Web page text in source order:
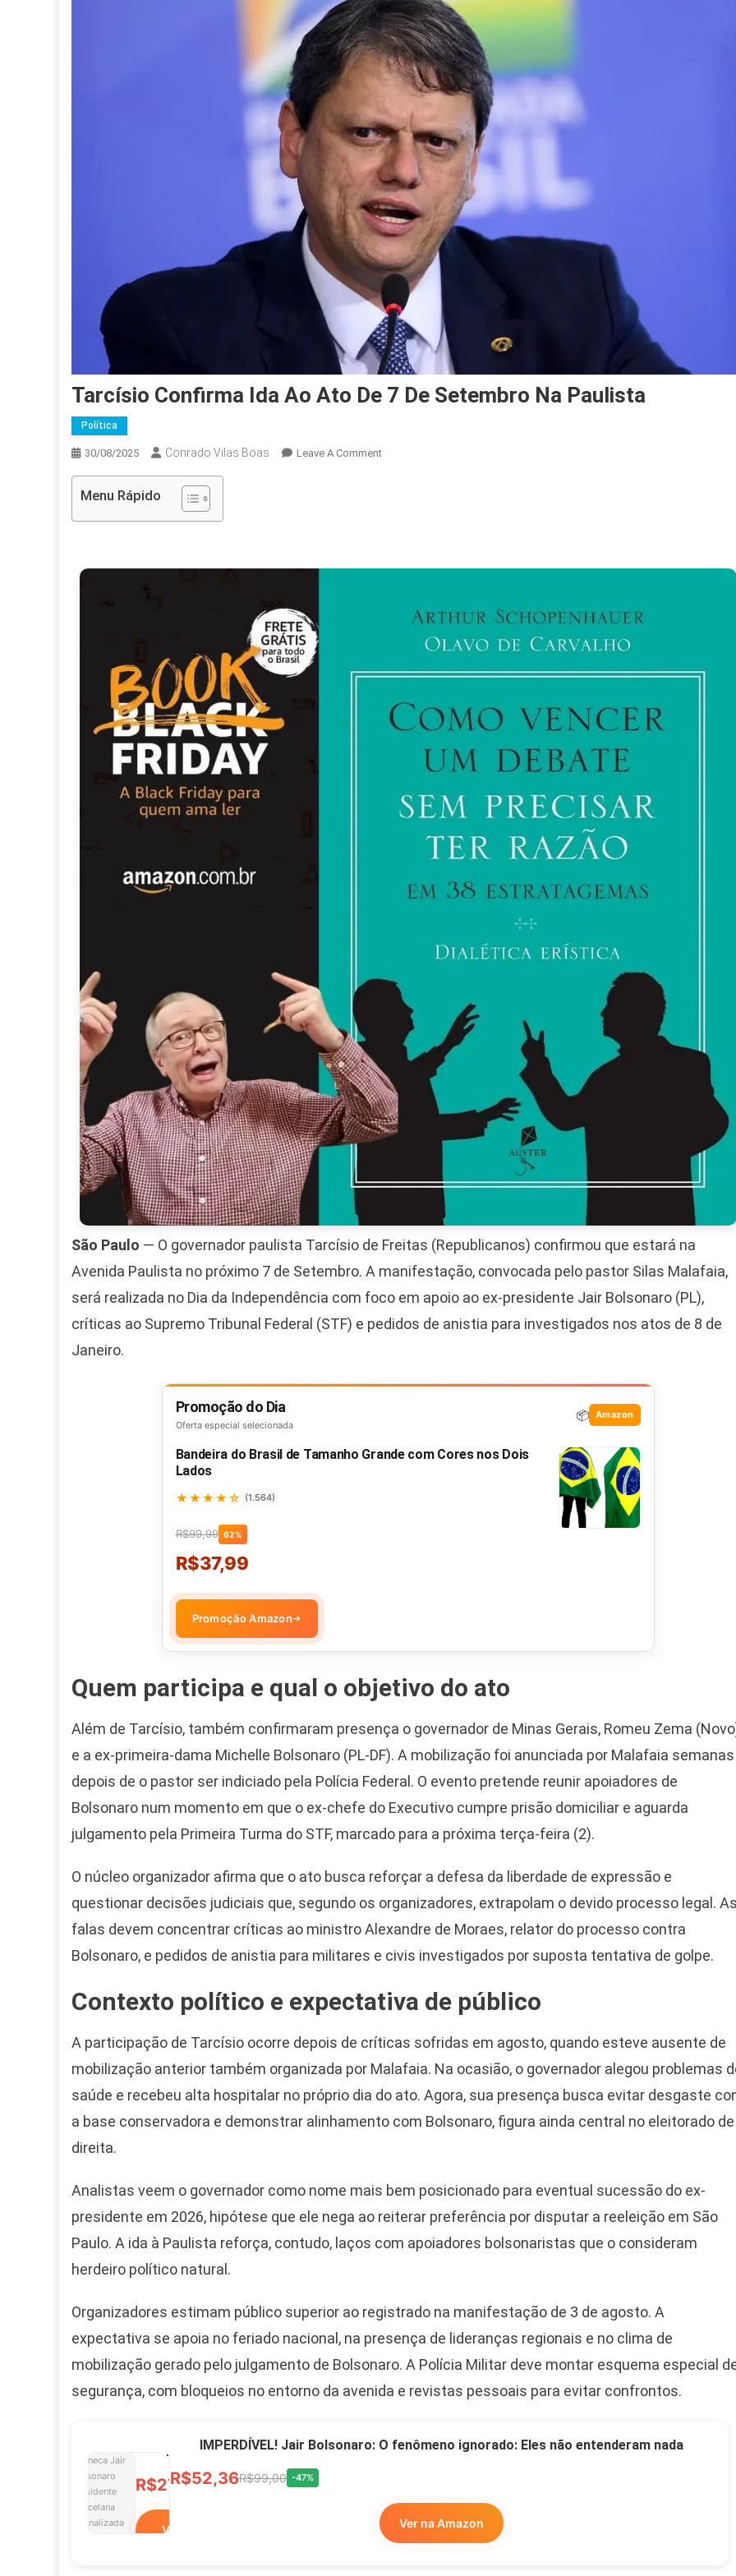
Tarcísio Confirma Ida Ao Ato De 7 De Setembro Na Paulista
Política
30/08/2025 Conrado Vilas Boas Leave A CommentOn
Setembro
Menu Rápido
São Paulo — O governador paulista Tarcísio de Freitas (Republicanos) confirmou que estará na
Avenida Paulista no próximo 7 de Setembro. A manifestação, convocada pelo pastor Silas Malafaia,
será realizada no Dia da Independência com foco em apoio ao ex-presidente Jair Bolsonaro (PL),
críticas ao Supremo Tribunal Federal (STF) e pedidos de anistia para investigados nos atos de 8 de
Janeiro.
Promoção do Dia
Oferta especial selecionada
📦 Amazon
Bandeira do Brasil de Tamanho Grande com Cores nos Dois
Lados
★★★★☆ (1.564)
R$99,99 62%
R$37,99
Promoção Amazon→
Quem participa e qual o objetivo do ato
Além de Tarcísio, também confirmaram presença o governador de Minas Gerais, Romeu Zema
e a ex-primeira-dama Michelle Bolsonaro (PL-DF). A mobilização foi anunciada por Malafaia semanas
depois de o pastor ser indiciado pela Polícia Federal. O evento pretende reunir apoiadores de
Bolsonaro num momento em que o ex-chefe do Executivo cumpre prisão domiciliar e aguarda
julgamento pela Primeira Turma do STF, marcado para a próxima terça-feira (2).
O núcleo organizador afirma que o ato busca reforçar a defesa da liberdade de expressão e
questionar decisões judiciais que, segundo os organizadores, extrapolam o devido processo legal.
falas devem concentrar críticas ao ministro Alexandre de Moraes, relator do processo contra
Bolsonaro, e pedidos de anistia para militares e civis investigados por suposta tentativa de golpe.
Contexto político e expectativa de público
A participação de Tarcísio ocorre depois de críticas sofridas em agosto, quando esteve ausente de
mobilização anterior também organizada por Malafaia. Na ocasião, o governador alegou problemas
saúde e recebeu alta hospitalar no próprio dia do ato. Agora, sua presença busca evitar desgaste
a base conservadora e demonstrar alinhamento com Bolsonaro, figura ainda central no eleitorado de
direita.
Analistas veem o governador como nome mais bem posicionado para eventual sucessão do ex-
presidente em 2026, hipótese que ele nega ao reiterar preferência por disputar a reeleição em São
Paulo. A ida à Paulista reforça, contudo, laços com apoiadores bolsonaristas que o consideram
herdeiro político natural.
Organizadores estimam público superior ao registrado na manifestação de 3 de agosto. A
expectativa se apoia no feriado nacional, na presença de lideranças regionais e no clima de
mobilização gerado pelo julgamento de Bolsonaro. A Polícia Militar deve montar esquema especial
segurança, com bloqueios no entorno da avenida e revistas pessoais para evitar confrontos.
Camiseta Camisa
2026 Pátria Brasil 6 X
10,00 S/JUROS
R$60,00R$99,00
Ver no MERCADO
LIVRE
Presidente Porcelana
Personalizada
R$27,99R$49,00 -43%
Ver no MERCADO
IMPERDÍVEL! Jair Bolsonaro: O fenômeno ignorado: Eles não entenderam nada
R$52,36R$99,00 -47%
Ver na Amazon